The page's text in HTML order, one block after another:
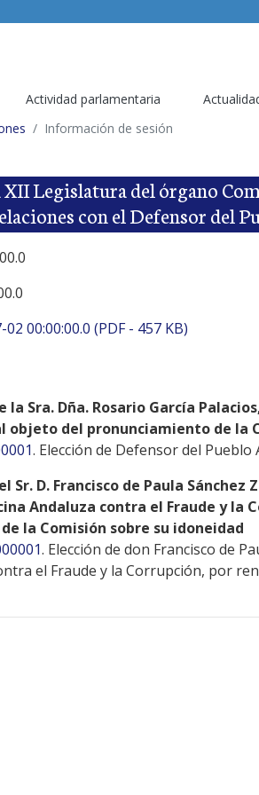
Actividad parlamentaria
Información de sesión
XII Legislatura del órgano
con el Defensor del
00:00:00.0 (PDF - 457 KB)
la Sra. Dña. Rosario García
objeto del pronunciamiento de la
. Elección de Defensor del
Sr. D. Francisco de Paula
Andaluza contra el Fraude y la
la Comisión sobre su idoneidad
. Elección de don Francisco de
el Fraude y la Corrupción, por